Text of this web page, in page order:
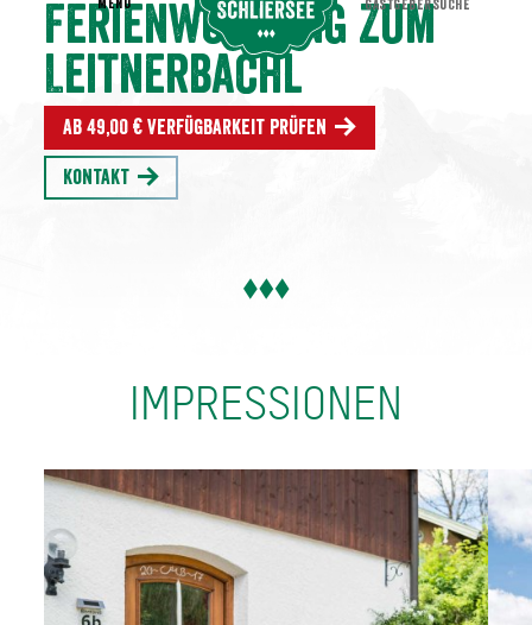
Ferienwohnung Zum
Leitnerbachl
Ab 49,00 € Verfügbarkeit prüfen
Kontakt
IMPRESSIONEN
MENU GASTGEBERSUCHE